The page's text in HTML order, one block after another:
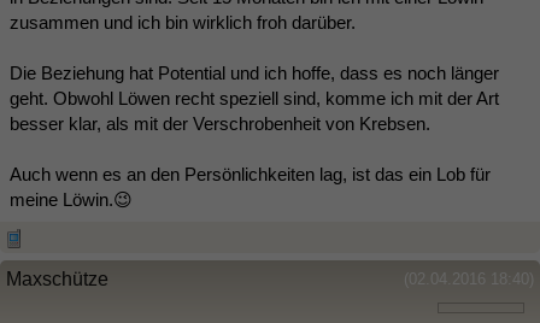
zusammen und ich bin wirklich froh darüber.
Die Beziehung hat Potential und ich hoffe, dass es noch länger
geht. Obwohl Löwen recht speziell sind, komme ich mit der Art
besser klar, als mit der Verschrobenheit von Krebsen.
Auch wenn es an den Persönlichkeiten lag, ist das ein Lob für
meine Löwin.😉
(02.04.2016 18:40)
Maxschütze